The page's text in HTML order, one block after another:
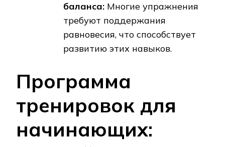
баланса: Многие упражнения
требуют поддержания
равновесия, что способствует
развитию этих навыков.
Программа
тренировок для
начинающих: